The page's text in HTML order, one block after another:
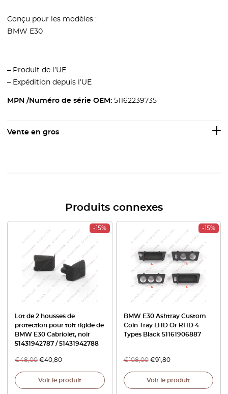
Conçu pour les modèles :
BMW E30
– Produit de l’UE
– Expédition depuis l’UE
MPN /Numéro de série OEM: 51162239735
Vente en gros
Produits connexes
-15%
Lot de 2 housses de
protection pour toit rigide de
BMW E30 Cabriolet, noir
51431942787 / 51431942788
€48,00 €40,80
Voir le produit
-15%
BMW E30 Ashtray Custom
Coin Tray LHD Or RHD 4
Types Black 51161906887
€108,00 €91,80
Voir le produit